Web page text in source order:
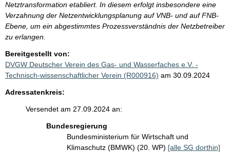
Netztransformation etabliert. In diesem erfolgt insbesondere eine
Verzahnung der Netzentwicklungsplanung auf VNB- und auf FNB-
Ebene, um ein abgestimmtes Prozessverständnis der Netzbetreiber
zu erlangen.
Bereitgestellt von:
DVGW Deutscher Verein des Gas- und Wasserfaches e.V. -
Technisch-wissenschaftlicher Verein (R000916) am 30.09.2024
Adressatenkreis:
Versendet am 27.09.2024 an:
Bundesregierung
Bundesministerium für Wirtschaft und
Klimaschutz (BMWK) (20. WP) [alle SG dorthin]